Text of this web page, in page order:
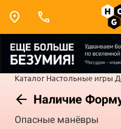
Каталог Настольные игры
Наличие
Опасные манёвры